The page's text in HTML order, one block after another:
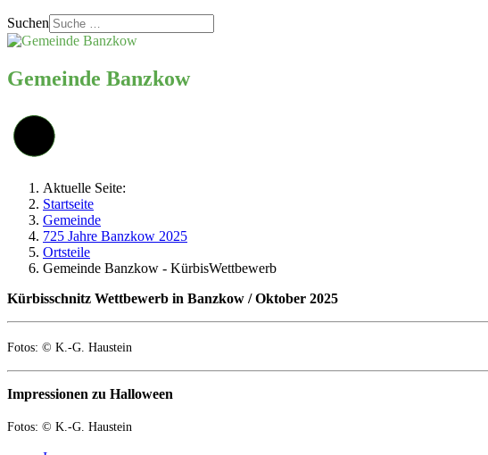
Suchen
Gemeinde Banzkow
Aktuelle Seite:
Startseite
Gemeinde
725 Jahre Banzkow 2025
Ortsteile
Gemeinde Banzkow - KürbisWettbewerb
Kürbisschnitz Wettbewerb in Banzkow / Oktober 2025
Fotos: © K.-G. Haustein
Impressionen zu Halloween
Fotos: © K.-G. Haustein